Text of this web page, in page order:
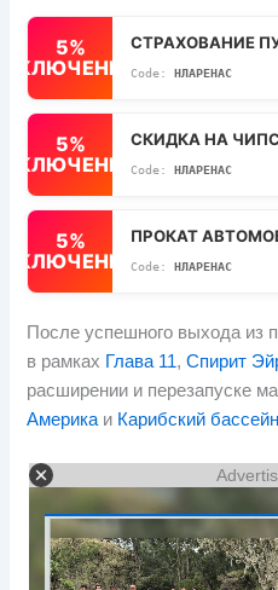
5%
СТРАХОВАНИЕ
НЛАРЕНАС
5%
СКИДКА НА
НЛАРЕНАС
5%
ПРОКАТ
НЛАРЕНАС
После успешного выхода из
в рамках Глава 11,Спирит
расширении и перезапуске
Америкаи Карибский бассейн